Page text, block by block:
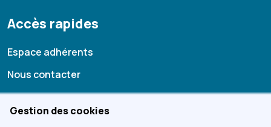
Accès rapides
Espace adhérents
Nous contacter
Mentions légales
Gestion des cookies